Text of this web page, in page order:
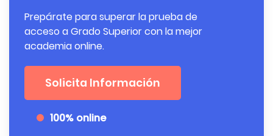
Prepárate para superar la prueba de
acceso a Grado Superior con la mejor
academia online.
Solicita Información
100% online